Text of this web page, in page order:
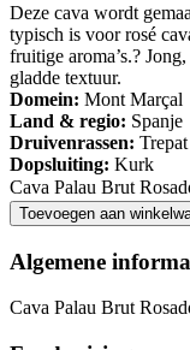
Deze cava wordt
typisch is voor rosé
fruitige aroma’s.?
gladde textuur.
Domein: Mont Marçal
Land & regio: Spanje
Druivenrassen: Trepat
Dopsluiting: Kurk
Cava Palau Brut
Toevoegen aan
Algemene
Cava Palau Brut